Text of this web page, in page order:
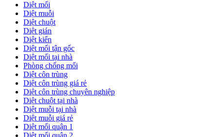
Diệt mối
Diệt muỗi
Diệt chuột
Diệt gián
Diệt kiến
Diệt mối tận gốc
Diệt mối tại nhà
Phòng chống mối
Diệt côn trùng
Diệt côn trùng giá rẻ
Diệt côn trùng chuyên nghiệp
Diệt chuột tại nhà
Diệt muỗi tại nhà
Diệt muỗi giá rẻ
Diệt mối quận 1
Diệt mối quận 2